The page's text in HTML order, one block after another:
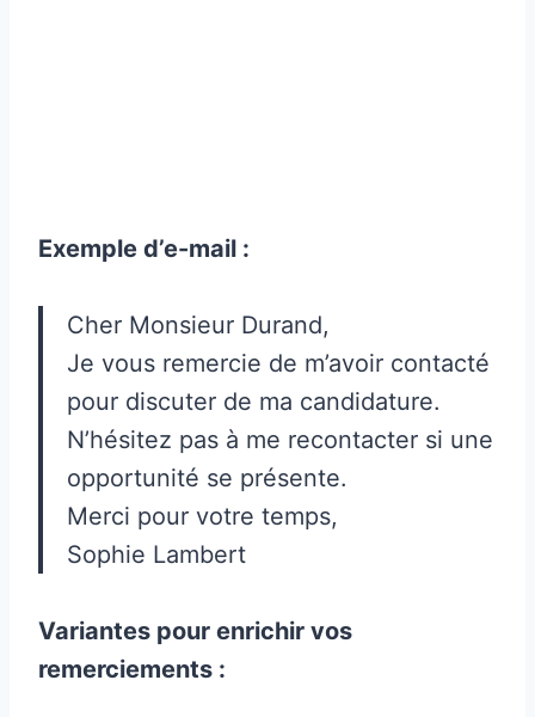
Exemple d’e-mail :
Cher Monsieur Durand,
Je vous remercie de m’avoir contacté
pour discuter de ma candidature.
N’hésitez pas à me recontacter si une
opportunité se présente.
Merci pour votre temps,
Sophie Lambert
Variantes pour enrichir vos
remerciements :